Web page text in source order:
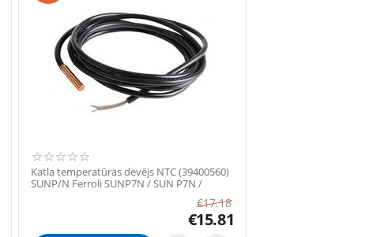
Katla temperatūras devējs NTC (39400560)
SUNP/N Ferroli SUNP7N / SUN P7N /
€17.18
€15.81